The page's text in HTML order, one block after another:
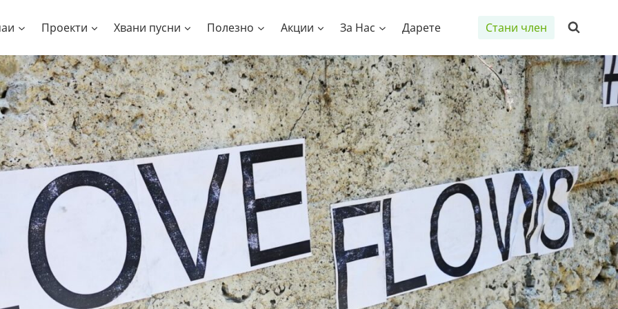
Проекти Хвани пусни Полезно Акции За Нас Дарете Стани член